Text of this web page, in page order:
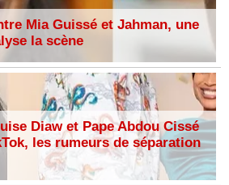
Mia Guissé et Jahman, une
la scène
Diaw et Pape Abdou Cissé
les rumeurs de séparation